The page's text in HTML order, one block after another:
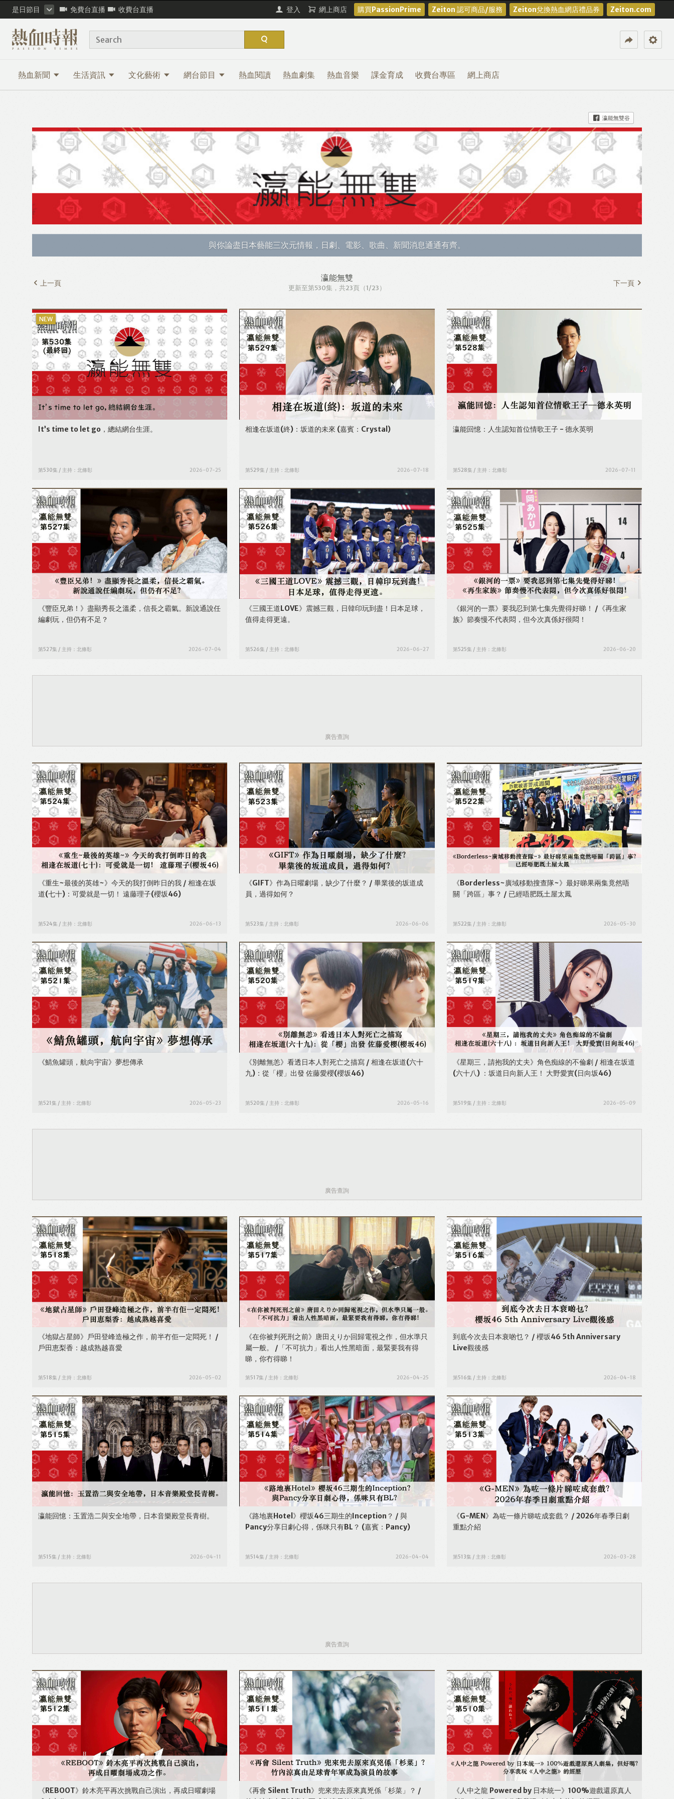
是日節目 免費台直播 收費台直播 登入 網上商店 購買PassionPrime Zeiton 認可商品/服務 Zeiton兌換熱血網店禮品券 Zeiton.com
熱血新聞 生活資訊 文化藝術 網台節目 熱血閱讀 熱血劇集 熱血音樂 課金育成 收費台專區 網上商店
Search
與你論盡日本藝能三次元情報，日劇、電影、歌曲、新聞消息通通有齊。
瀛能無雙谷
上一頁 下一頁
瀛能無雙
更新至第530集 ，共23頁 （1/23）
It’s time to let go，總結網台生涯。
第530集 / 主持：北條彰 2026-07-25
相逢在坂道(終)：坂道的未來 (嘉賓：Crystal)
第529集 / 主持：北條彰 2026-07-18
瀛能回憶：人生認知首位情歌王子 - 德永英明
第528集 / 主持：北條彰 2026-07-11
《豐臣兄弟！》盡顯秀長之溫柔，信長之霸氣。新說通說任
編劇玩，但仍有不足？
第527集 / 主持：北條彰 2026-07-04
《三國王道LOVE》震撼三觀，日韓印玩到盡！日本足球，
值得走得更遠。
第526集 / 主持：北條彰 2026-06-27
《銀河的一票》要我忍到第七集先覺得好睇！ /《再生家
族》節奏慢不代表悶，但今次真係好很悶！
第525集 / 主持：北條彰 2026-06-20
廣告查詢
《重生~最後的英雄~》今天的我打倒昨日的我 / 相逢在坂
道(七十)：可愛就是一切！ 遠藤理子(櫻坂46)
第524集 / 主持：北條彰 2026-06-13
《GIFT》作為日曜劇場，缺少了什麼？ / 畢業後的坂道成
員，過得如何？
第523集 / 主持：北條彰 2026-06-06
《Borderless~廣域移動搜查隊~》最好睇果兩集竟然唔
關「跨區」事？ / 已經唔肥既土屋太鳳
第522集 / 主持：北條彰 2026-05-30
《鯖魚罐頭，航向宇宙》夢想傳承
第521集 / 主持：北條彰 2026-05-23
《別離無恙》看透日本人對死亡之描寫 / 相逢在坂道(六十
九)：從「櫻」出發 佐藤愛櫻(櫻坂46)
第520集 / 主持：北條彰 2026-05-16
《星期三，請抱我的丈夫》角色痴線的不倫劇 / 相逢在坂道
(六十八) ：坂道日向新人王！ 大野愛實(日向坂46)
第519集 / 主持：北條彰 2026-05-09
廣告查詢
《地獄占星師》戶田登峰造極之作，前半冇佢一定悶死！ /
戶田恵梨香：越成熟越喜愛
第518集 / 主持：北條彰 2026-05-02
《在你被判死刑之前》唐田えりか回歸電視之作，但水準只
屬一般。 /「不可抗力」看出人性黑暗面，最緊要我有得
睇，你冇得睇！
第517集 / 主持：北條彰 2026-04-25
到底今次去日本衰啲乜？ / 櫻坂46 5th Anniversary
Live觀後感
第516集 / 主持：北條彰 2026-04-18
瀛能回憶：玉置浩二與安全地帶，日本音樂殿堂長青樹。
第515集 / 主持：北條彰 2026-04-11
《路地裏Hotel》櫻坂46三期生的Inception？ / 與
Pancy分享日劇心得，係咪只有BL？ (嘉賓：Pancy)
第514集 / 主持：北條彰 2026-04-04
《G-MEN》為咗一條片睇咗成套戲？ / 2026年春季日劇
重點介紹
第513集 / 主持：北條彰 2026-03-28
廣告查詢
《REBOOT》鈴木亮平再次挑戰自己演出，再成日曜劇場
《再會 Silent Truth》兜來兜去原來真兇係「杉菜」？ /
《人中之龍 Powered by 日本統一》100%遊戲還原真人